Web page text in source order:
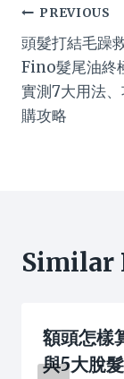
Post
PREVIOUS
頭髮打結毛躁
Fino髮尾油終
實測7大用法
購攻略
Similar
額頭怎樣
與5大脫